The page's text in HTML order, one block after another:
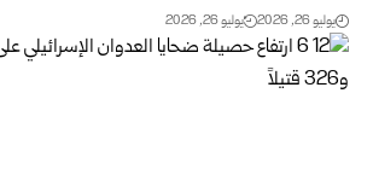
يوليو 26, 2026 يوليو 26, 2026